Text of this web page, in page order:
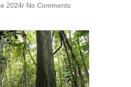
2024/ No Comments